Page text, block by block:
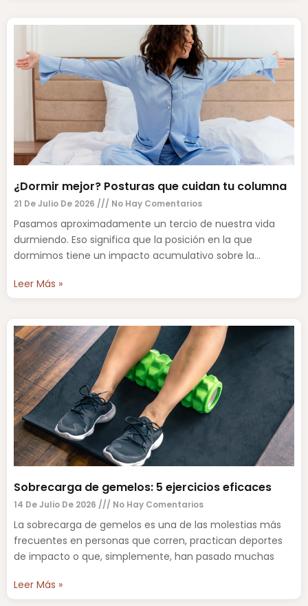
¿Dormir mejor? Posturas que cuidan tu columna
21 De Julio De 2026 No Hay Comentarios
Pasamos aproximadamente un tercio de nuestra vida
durmiendo. Eso significa que la posición en la que
dormimos tiene un impacto acumulativo sobre la
Leer Más »
Sobrecarga de gemelos: 5 ejercicios eficaces
14 De Julio De 2026 No Hay Comentarios
La sobrecarga de gemelos es una de las molestias más
frecuentes en personas que corren, practican deportes
de impacto o que, simplemente, han pasado muchas
Leer Más »